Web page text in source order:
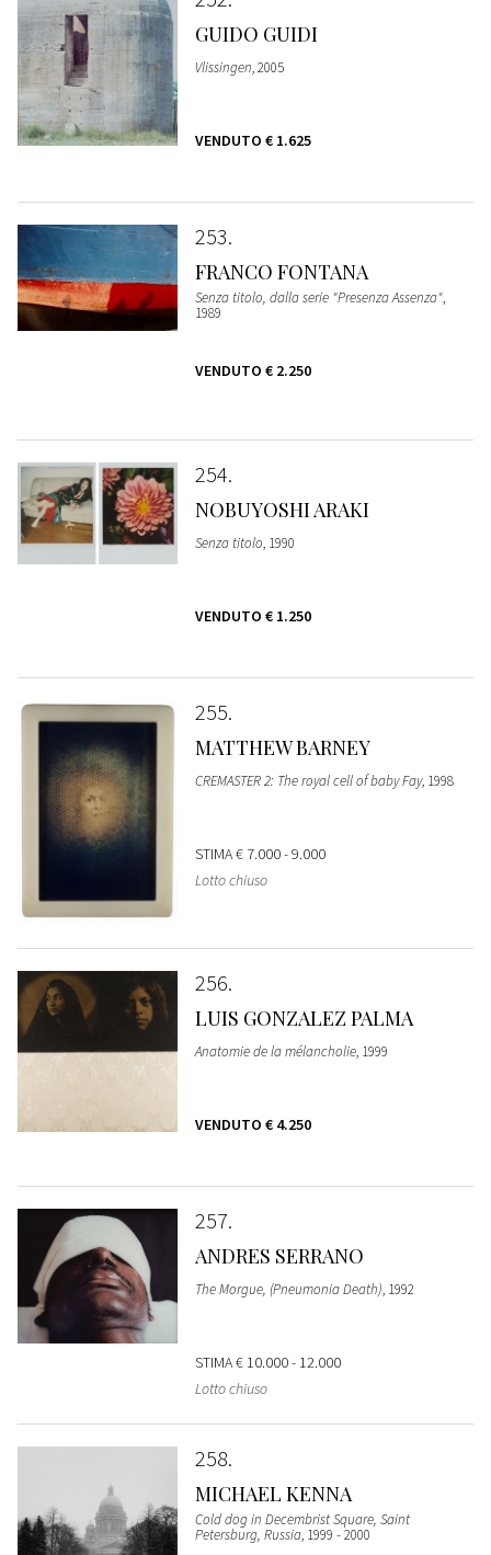
GUIDO GUIDI
Vlissingen, 2005
VENDUTO € 1.625
253
FRANCO FONTANA
Senza titolo, dalla serie "Presenza Assenza",
1989
VENDUTO € 2.250
254
NOBUYOSHI ARAKI
Senza titolo, 1990
VENDUTO € 1.250
255
MATTHEW BARNEY
CREMASTER 2: The royal cell of baby Fay, 1998
STIMA€ 7.000 - 9.000
Lotto chiuso
256
LUIS GONZALEZ PALMA
Anatomie de la mélancholie, 1999
VENDUTO € 4.250
257
ANDRES SERRANO
The Morgue, (Pneumonia Death), 1992
STIMA€ 10.000 - 12.000
Lotto chiuso
258
MICHAEL KENNA
Cold dog in Decembrist Square, Saint
Petersburg, Russia, 1999 - 2000